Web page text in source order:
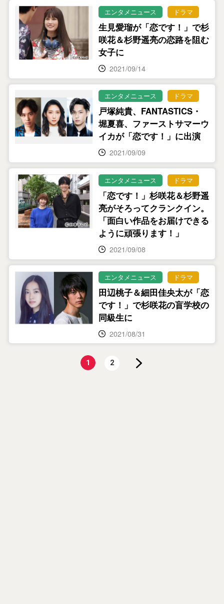
エンタメニュース ドラマ
生見愛瑠が「恋です！」で杉
咲花＆杉野遥亮の恋路を阻む
女子に
2021/09/14
エンタメニュース ドラマ
戸塚純貴、FANTASTICS・
堀夏喜、ファーストサマーウ
イカが「恋です！」に出演
2021/09/09
エンタメニュース ドラマ
「恋です！」杉咲花＆杉野遥
亮がそろってクランクイン。
「面白い作品をお届けできる
ように頑張ります！」
2021/09/08
エンタメニュース ドラマ
田辺桃子＆細田佳央太が「恋
です！」で杉咲花の盲学校の
同級生に
2021/08/31
1 2